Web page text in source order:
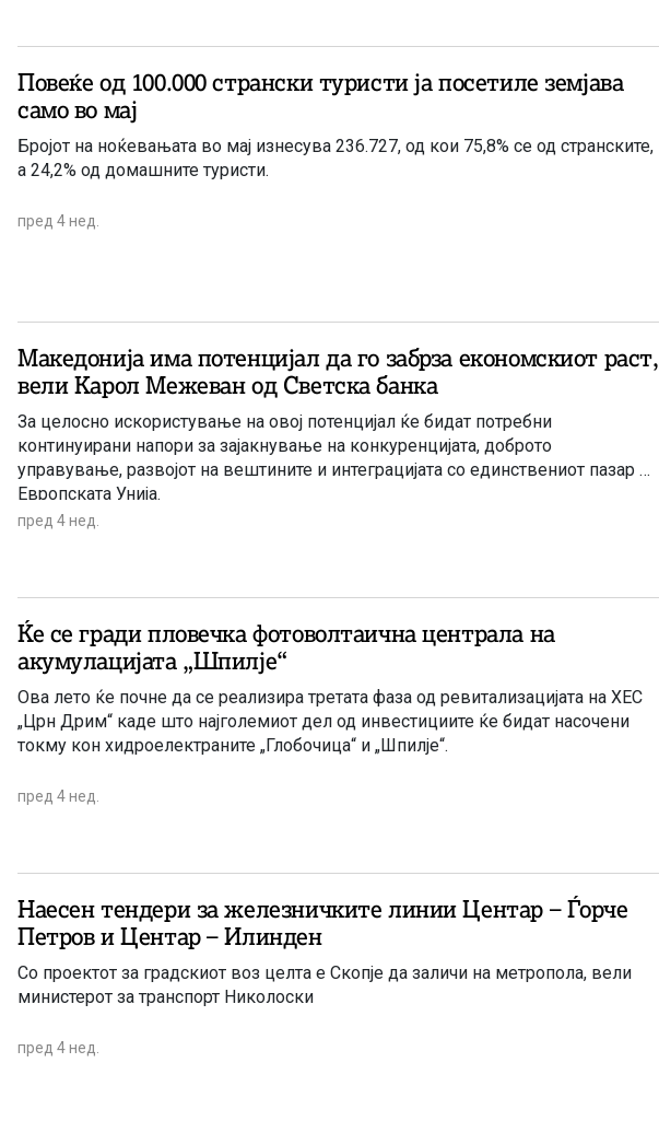
Повеќе од 100.000 странски туристи ја посетиле земјава
само во мај
Бројот на ноќевањата во мај изнесува 236.727, од кои 75,8% се од странските,
а 24,2% од домашните туристи.
пред 4 нед.
Македонија има потенцијал да го забрза економскиот раст,
вели Карол Межеван од Светска банка
За целосно искористување на овој потенцијал ќе бидат потребни
континуирани напори за зајакнување на конкуренцијата, доброто
управување, развојот на вештините и интеграцијата со единствениот пазар на
Европската Унија.
пред 4 нед.
Ќе се гради пловечка фотоволтаична централа на
акумулацијата „Шпилје“
Ова лето ќе почне да се реализира третата фаза од ревитализацијата на ХЕС
„Црн Дрим“ каде што најголемиот дел од инвестициите ќе бидат насочени
токму кон хидроелектраните „Глобочица“ и „Шпилје“.
пред 4 нед.
Наесен тендери за железничките линии Центар – Ѓорче
Петров и Центар – Илинден
Со проектот за градскиот воз целта е Скопје да заличи на метропола, вели
министерот за транспорт Николоски
пред 4 нед.